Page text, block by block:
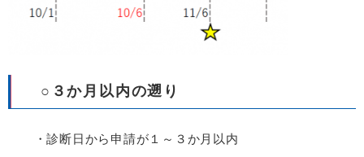
○３か月以内の遡り
・診断日から申請が１～３か月以内